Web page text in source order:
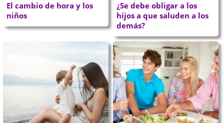
El cambio de hora y los
niños
¿Se debe obligar a los
hijos a que saluden a los
demás?